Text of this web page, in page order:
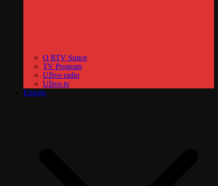
O RTV Sunce
TV Program
Uživo radio
Uživo tv
Emisije